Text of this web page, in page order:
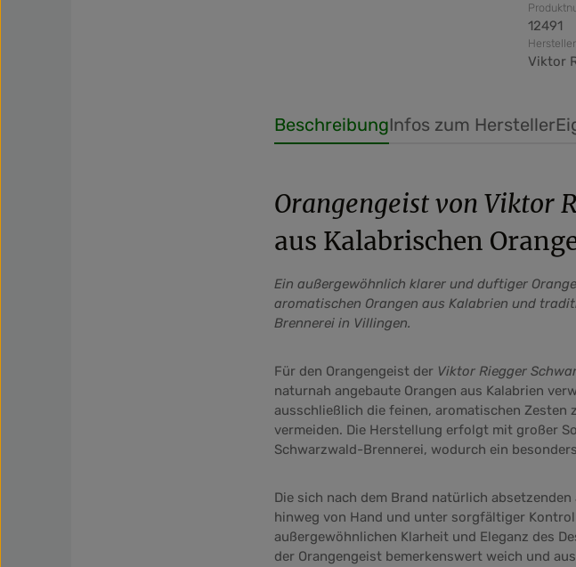
12491
Viktor
BeschreibungInfos zum Hersteller
Orangengeist von Viktor
aus Kalabrischen
Ein außergewöhnlich klarer und duftiger
aromatischen Orangen aus Kalabrien und
Brennerei in Villingen.
Für den Orangengeist der Viktor Riegger
naturnah angebaute Orangen aus Kalabrien
ausschließlich die feinen, aromatischen
vermeiden. Die Herstellung erfolgt mit großer
Schwarzwald-Brennerei, wodurch ein
Die sich nach dem Brand natürlich
hinweg von Hand und unter sorgfältiger
außergewöhnlichen Klarheit und Eleganz des
der Orangengeist bemerkenswert weich und